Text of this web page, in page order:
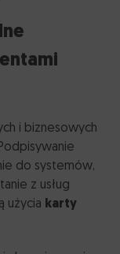
i e-pieczęci
i biznesowych
do systemów,
z usług
użycia karty